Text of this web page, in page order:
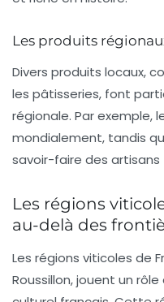
Les produits
Divers produits locaux,
les pâtisseries, font
régionale. Par exemple,
mondialement, tandis
savoir-faire des
Les régions
au-delà des
Les régions viticoles de
Roussillon, jouent un